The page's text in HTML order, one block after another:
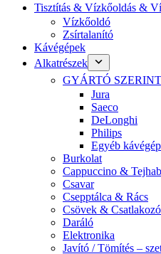
Tisztítás & Vízkőoldás &
Vízkőoldó
Zsírtalanító
Kávégépek
Alkatrészek
GYÁRTÓ SZERINT
Jura
Saeco
DeLonghi
Philips
Egyéb
Burkolat
Cappuccino &
Csavar
Csepptálca & Rács
Csövek &
Daráló
Elektronika
Javító / Tömítés –